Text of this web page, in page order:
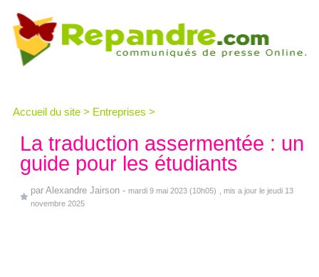
Accueil du site > Entreprises >
La traduction assermentée : un
guide pour les étudiants
par Alexandre Jairson - mardi 9 mai 2023 (10h05)
, mis a jour le jeudi 13
novembre 2025